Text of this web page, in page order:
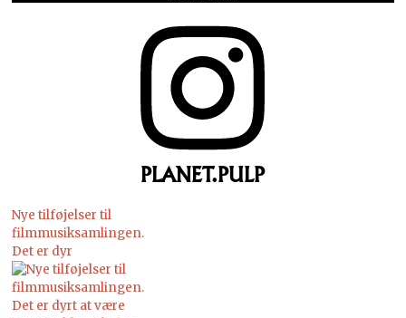
PLANET.PULP
Nye tilføjelser til
filmmusiksamlingen.
Det er dyr